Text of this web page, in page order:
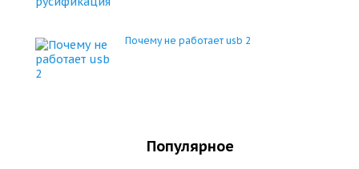
Почему не работает usb 2
Популярное